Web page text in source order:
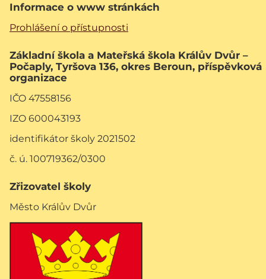
Informace o www stránkách
Prohlášení o přístupnosti
Základní škola a Mateřská škola Králův Dvůr –
Počaply, Tyršova 136, okres Beroun, příspěvková
organizace
IČO 47558156
IZO 600043193
identifikátor školy 2021502
č. ú. 100719362/0300
Zřizovatel školy
Město Králův Dvůr